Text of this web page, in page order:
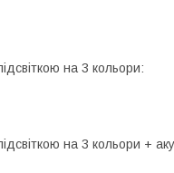
на 3 кольори:
на 3 кольори +